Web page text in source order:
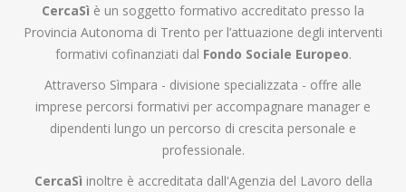
CercaSì è un soggetto formativo accreditato presso la
Provincia Autonoma di Trento per l’attuazione degli interventi
formativi cofinanziati dal Fondo Sociale Europeo.
Attraverso Sìmpara - divisione specializzata - offre alle
imprese percorsi formativi per accompagnare manager e
dipendenti lungo un percorso di crescita personale e
professionale.
CercaSì inoltre è accreditata dall'Agenzia del Lavoro della